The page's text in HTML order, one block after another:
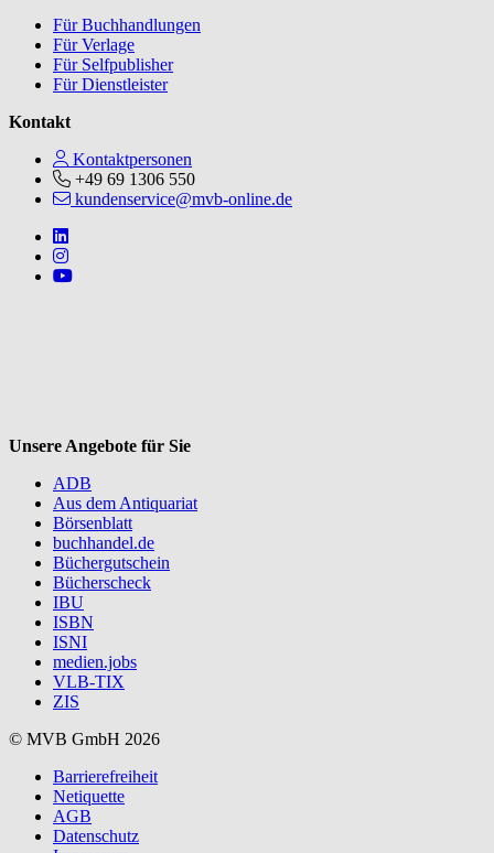
Für Buchhandlungen
Für Verlage
Für Selfpublisher
Für Dienstleister
Kontakt
Kontaktpersonen
+49 69 1306 550
kundenservice@mvb-online.de
Follow us on https://www.linkedin.com/company/mvbbooks
Follow us on https://www.instagram.com/lifeatmvb/
Follow us on https://www.youtube.com/@mvbbooks
Unsere Angebote für Sie
ADB
Aus dem Antiquariat
Börsenblatt
buchhandel.de
Büchergutschein
Bücherscheck
IBU
ISBN
ISNI
medien.jobs
VLB-TIX
ZIS
© MVB GmbH 2026
Barrierefreiheit
Netiquette
AGB
Datenschutz